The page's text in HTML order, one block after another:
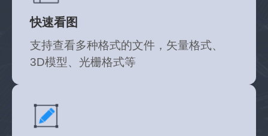
快速看图
支持查看多种格式的文件，矢量格式、
3D模型、光栅格式等
软件小小的，功能多多的，现在好用又专业的软件
不多啦，这个真的深得我心呐~